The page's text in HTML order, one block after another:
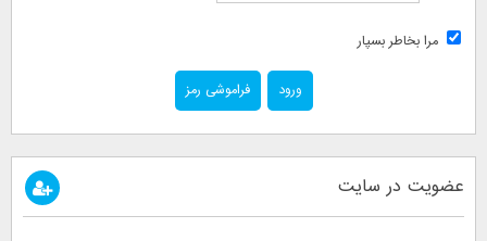
مرا بخاطر بسپار
فراموشی رمز
عضویت در سایت